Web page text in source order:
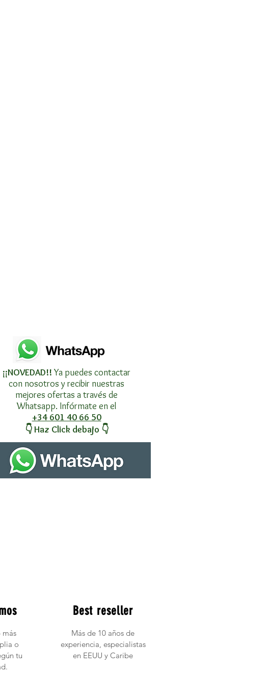
¡¡NOVEDAD!! Ya puedes contactar
con nosotros y recibir nuestras
mejores ofertas a través de
Whatsapp. Infórmate en el
+34 601 40 66 50
👇 Haz Click debajo 👇
más
o
tu
Best reseller
Más de 10 años de
experiencia, especialistas
en EEUU y Caribe